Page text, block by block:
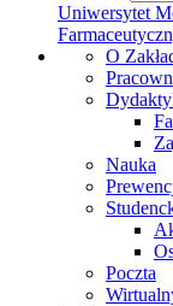
Uniwersytet
O
Nauka
Poczta